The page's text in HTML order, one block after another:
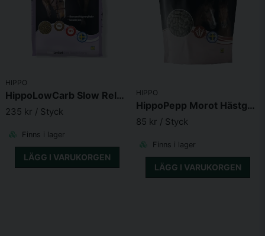
Skicka fråga
HIPPO
HippoLowCarb Slow Release Energy 15kg
235 kr / Styck
Finns i lager
LÄGG I VARUKORGEN
HIPPO
HippoPepp Morot Hästgodis
85 kr / Styck
Finns i lager
LÄGG I VARUKORGEN